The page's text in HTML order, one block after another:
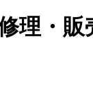
理・